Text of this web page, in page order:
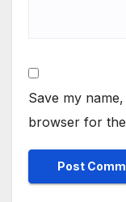
Save my
browser for